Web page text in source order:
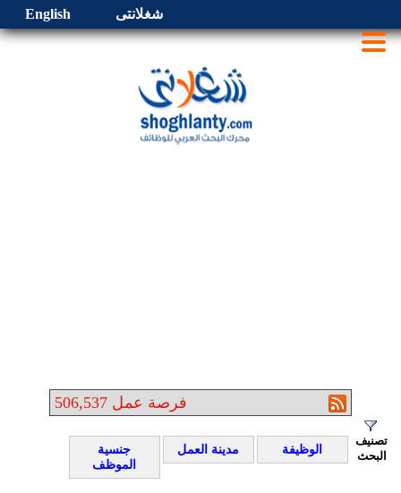
شغلانتى English
506,537 فرصة عمل
تصنيف
البحث
الوظيفة مدينة العمل
جنسية
الموظف